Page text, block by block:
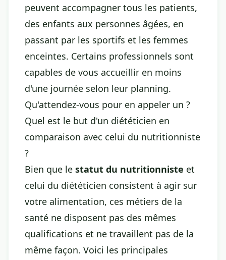
peuvent accompagner tous les patients,
des enfants aux personnes âgées, en
passant par les sportifs et les femmes
enceintes. Certains professionnels sont
capables de vous accueillir en moins
d'une journée selon leur planning.
Qu'attendez-vous pour en appeler un ?
Quel est le but d'un diététicien en
comparaison avec celui du nutritionniste
?
Bien que le statut du nutritionniste et
celui du diététicien consistent à agir sur
votre alimentation, ces métiers de la
santé ne disposent pas des mêmes
qualifications et ne travaillent pas de la
même façon. Voici les principales